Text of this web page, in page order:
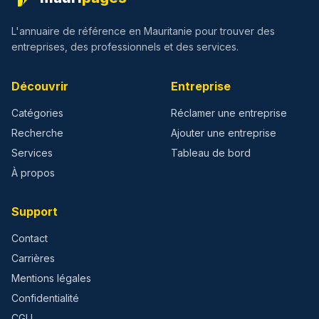
L'annuaire de référence en Mauritanie pour trouver des
entreprises, des professionnels et des services.
Découvrir
Catégories
Recherche
Services
À propos
Entreprise
Réclamer une entreprise
Ajouter une entreprise
Tableau de bord
Support
Contact
Carrières
Mentions légales
Confidentialité